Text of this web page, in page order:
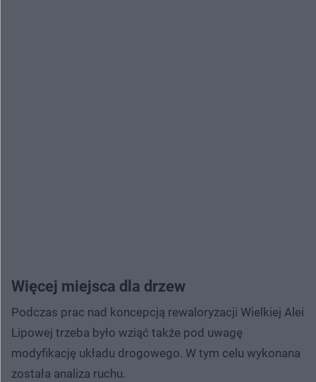
Więcej miejsca dla drzew
Podczas prac nad koncepcją rewaloryzacji Wielkiej Alei
Lipowej trzeba było wziąć także pod uwagę
modyfikację układu drogowego. W tym celu wykonana
została analiza ruchu.